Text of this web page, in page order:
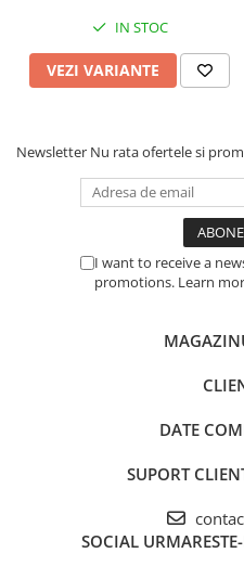
Procesoare Desktop
Stocare
HDD Externe
SSD Externe
SSD Interne
Memorii Laptop
Memorii Flash
Ventilatoare & Sisteme de
Accesorii componente
IN STOC
VEZI VARIANTE
Newsletter Nu rata ofertele si
I want to receive a
promotions. Learn
DATE
SUPORT
SOCIAL